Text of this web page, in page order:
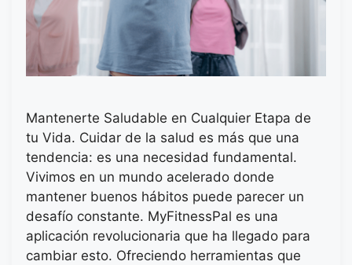
Mantenerte Saludable en Cualquier Etapa de
tu Vida. Cuidar de la salud es más que una
tendencia: es una necesidad fundamental.
Vivimos en un mundo acelerado donde
mantener buenos hábitos puede parecer un
desafío constante. MyFitnessPal es una
aplicación revolucionaria que ha llegado para
cambiar esto. Ofreciendo herramientas que